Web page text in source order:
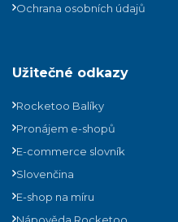
Ochrana osobních údajů
Užitečné odkazy
Rocketoo Balíky
Pronájem e-shopů
E-commerce slovník
Slovenčina
E-shop na míru